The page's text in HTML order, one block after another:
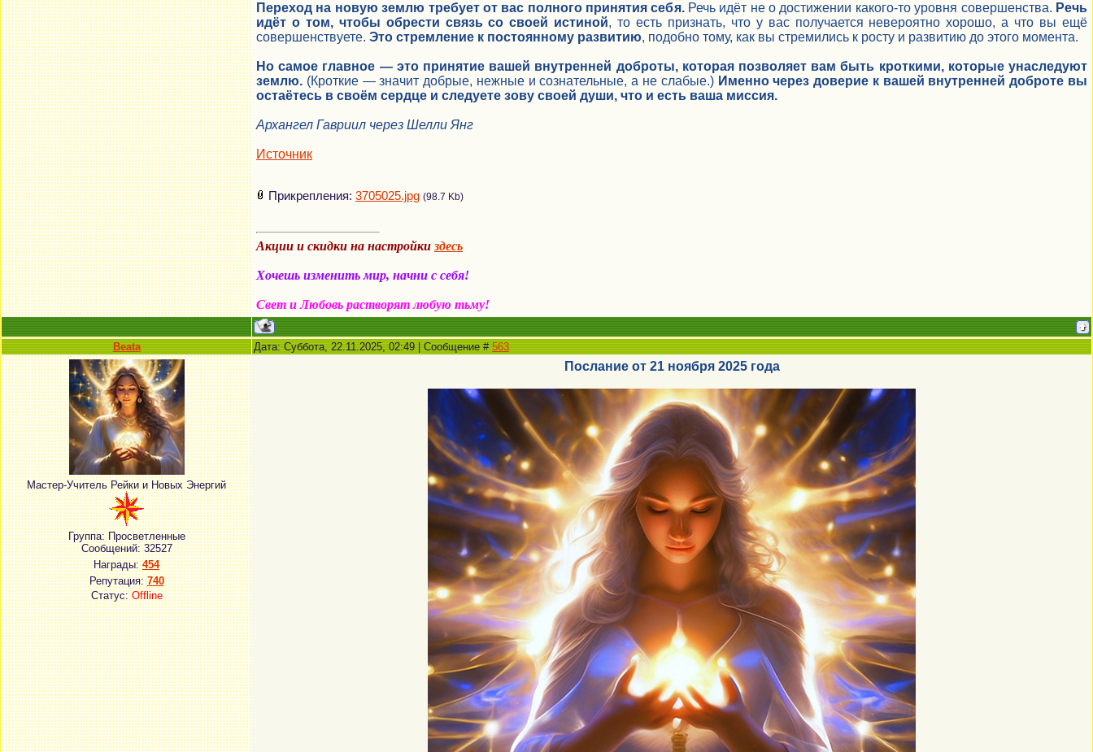
Переход на новую землю требует от вас полного принятия себя.Речь идёт не о достижении какого-то уровня совершенства. Речь
идёт о том, чтобы обрести связь со своей истиной, то есть признать, что у вас получается невероятно хорошо, а что вы ещё
совершенствуете. Это стремление к постоянному развитию, подобно тому, как вы стремились к росту и развитию до этого момента.
Но самое главное — это принятие вашей внутренней доброты, которая позволяет вам быть кроткими, которые унаследуют
землю. (Кроткие — значит добрые, нежные и сознательные, а не слабые.) Именно через доверие к вашей внутренней доброте вы
остаётесь в своём сердце и следуете зову своей души, что и есть ваша миссия.
Архангел Гавриил через Шелли Янг
Источник
Прикрепления: 3705025.jpg (98.7 Kb)
Акции и скидки на настройки здесь
Хочешь изменить мир, начни с себя!
Свет и Любовь растворят любую тьму!
Beata Дата: Суббота, 22.11.2025, 02:49 | Сообщение # 563
Мастер-Учитель Рейки и Новых Энергий
Группа: Просветленные
Сообщений:32527
Награды:454
Репутация:740
Статус:Offline
Послание от 21 ноября 2025 года